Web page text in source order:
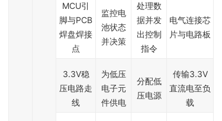
MCU引
脚与PCB
焊盘焊接
点
监控电
池状态
并决策
处理数
据并发
出控制
指令
电气连接芯
片与电路板
3.3V稳
压电路走
线
为低压
电子元
件供电
分配低
压电源
传输3.3V
直流电至负
载